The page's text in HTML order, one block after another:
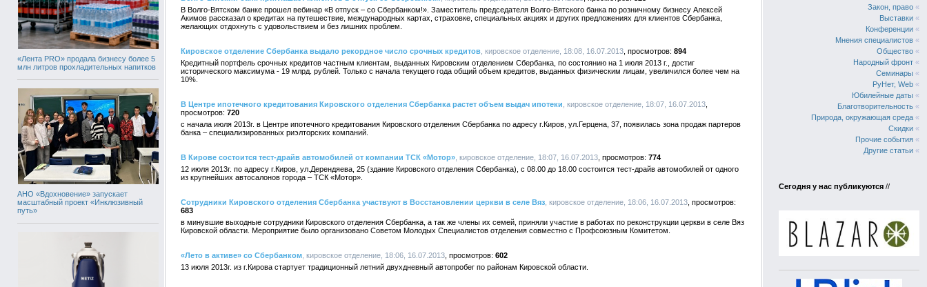
«Лента PRO» продала бизнесу более 5
млн литров прохладительных напитков
АНО «Вдохновение» запускает
масштабный проект «Инклюзивный
путь»
В Волго-Вятском банке прошел вебинар «В отпуск – со Сбербанком!». Заместитель председателя Волго-Вятского банка по розничному бизнесу Алексей
Акимов рассказал о кредитах на путешествие, международных картах, страховке, специальных акциях и других предложениях для клиентов Сбербанка,
желающих отдохнуть с удовольствием и без лишних проблем.
Кировское отделение Сбербанка выдало рекордное число срочных кредитов , кировское отделение, 18:08, 16.07.2013
894
Кредитный портфель срочных кредитов частным клиентам, выданных Кировским отделением Сбербанка, по состоянию на 1 июля 2013 г., достиг
исторического максимума - 19 млрд. рублей. Только с начала текущего года общий объем кредитов, выданных физическим лицам, увеличился более чем на
10%.
В Центре ипотечного кредитования Кировского отделения Сбербанка растет объем выдач ипотеки , кировское отделение, 18:07, 16.07.2013
720
с начала июля 2013г. в Центре ипотечного кредитования Кировского отделения Сбербанка по адресу г.Киров, ул.Герцена, 37, появилась зона продаж партеров
банка – специализированных риэлторских компаний.
В Кирове состоится тест-драйв автомобилей от компании ТСК «Мотор» , кировское отделение, 18:07, 16.07.2013
774
12 июля 2013г. по адресу г.Киров, ул.Дерендяева, 25 (здание Кировского отделения Сбербанка), с 08.00 до 18.00 состоится тест-драйв автомобилей от одного
из крупнейших автосалонов города – ТСК «Мотор».
Сотрудники Кировского отделения Сбербанка участвуют в Восстановлении церкви в селе Вяз , кировское отделение, 18:06, 16.07.2013
683
в минувшие выходные сотрудники Кировского отделения Сбербанка, а так же члены их семей, приняли участие в работах по реконструкции церкви в селе Вяз
Кировской области. Мероприятие было организовано Советом Молодых Специалистов отделения совместно с Профсоюзным Комитетом.
«Лето в активе» со Сбербанком , кировское отделение, 18:06, 16.07.2013
602
13 июля 2013г. из г.Кирова стартует традиционный летний двухдневный автопробег по районам Кировской области.
Закон, право «
Выставки «
Конференции «
Мнения специалистов «
Общество «
Народный фронт «
Семинары «
РуНет, Web «
Юбилейные даты «
Благотворительность «
Природа, окружающая среда «
Скидки «
Прочие события «
Другие статьи «
Сегодня у нас публикуются //